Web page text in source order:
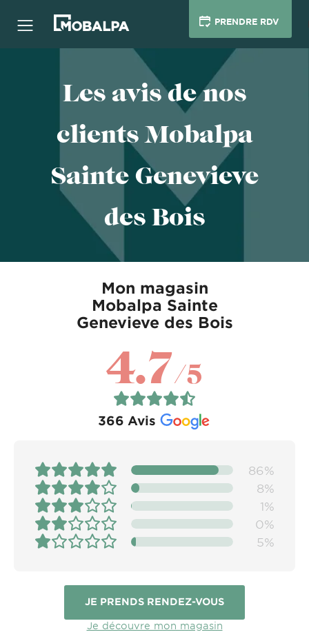
PRENDRE RDV
Les avis de nos
clients Mobalpa
Sainte Genevieve
des Bois
Mon magasin
Mobalpa Sainte
Genevieve des Bois
4.7/5
366 Avis
86%
8%
1%
0%
5%
JE PRENDS RENDEZ-VOUS
Je découvre mon magasin